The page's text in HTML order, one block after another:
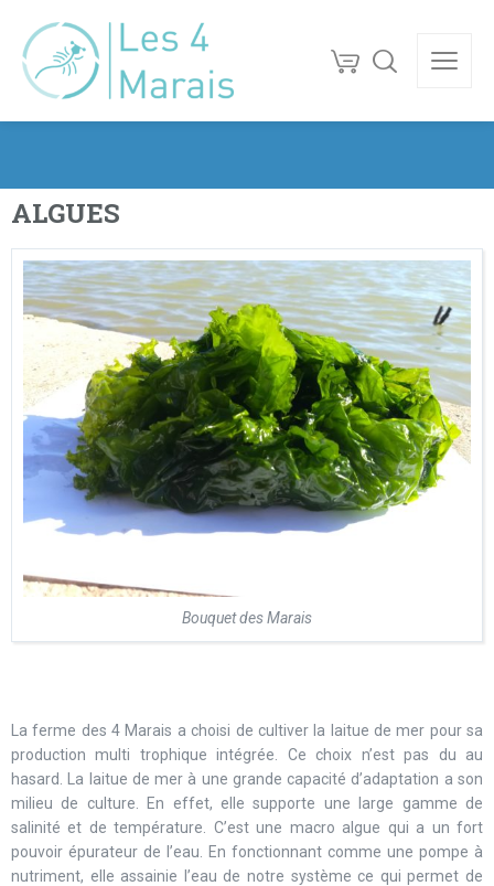
ALGUES
Bouquet des Marais
La ferme des 4 Marais a choisi de cultiver la laitue de mer pour sa
production multi trophique intégrée. Ce choix n’est pas du au
hasard. La laitue de mer à une grande capacité d’adaptation a son
milieu de culture. En effet, elle supporte une large gamme de
salinité et de température. C’est une macro algue qui a un fort
pouvoir épurateur de l’eau. En fonctionnant comme une pompe à
nutriment, elle assainie l’eau de notre système ce qui permet de